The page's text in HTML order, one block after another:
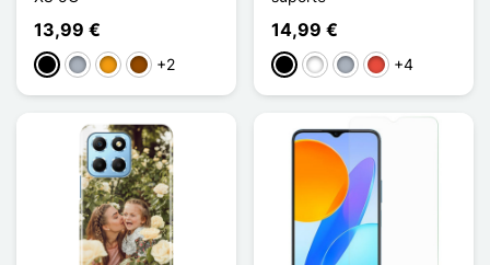
13,99 €
PretoCinzento
LaranjaCastanho
+2
14,99 €
PretoBrancoCinzento
Vermelho
+4